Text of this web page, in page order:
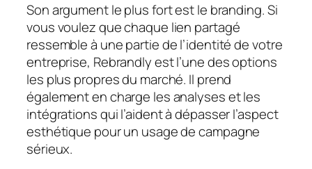
Son argument le plus fort est le branding. Si
vous voulez que chaque lien partagé
ressemble à une partie de l’identité de votre
entreprise, Rebrandly est l’une des options
les plus propres du marché. Il prend
également en charge les analyses et les
intégrations qui l’aident à dépasser l’aspect
esthétique pour un usage de campagne
sérieux.